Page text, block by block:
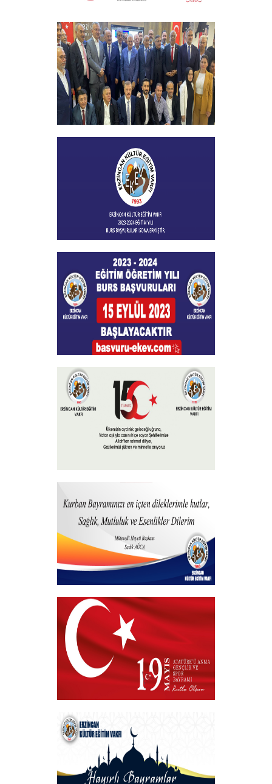
29 EKİM CUMHURİYET BAYRAMI
+
Vakfımızın 2023-2024 Yılı Burs
Toplantısı Yapıldı
+
Burs Başvuları Sona Ermiştir
+
Burs Başvuruları
+
+
Hayırlı Bayramlar
+
VAKIF BAŞKANIMIZDAN 19 MAYIS
MESAJI
+